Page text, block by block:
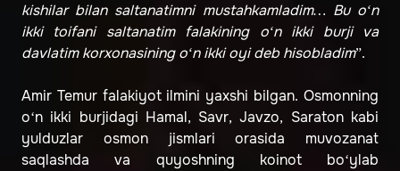
kishilar bilan saltanatimni mustahkamladim… Bu o‘n
ikki toifani saltanatim falakining o‘n ikki burji va
davlatim korxonasining o‘n ikki oyi deb hisobladim”.
Amir Temur falakiyot ilmini yaxshi bilgan. Osmonning
o‘n ikki burjidagi Hamal, Savr, Javzo, Saraton kabi
yulduzlar osmon jismlari orasida muvozanat
saqlashda va quyoshning koinot bo‘ylab